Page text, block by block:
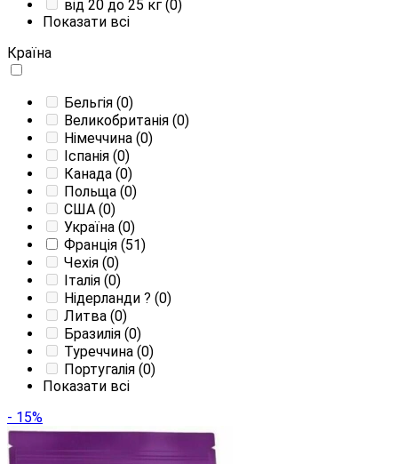
від 20 до 25 кг (0)
Показати всі
Країна
Бельгія (0)
Великобританія (0)
Німеччина (0)
Іспанія (0)
Канада (0)
Польща (0)
США (0)
Україна (0)
Франція (51)
Чехія (0)
Італія (0)
Нідерланди ? (0)
Литва (0)
Бразилія (0)
Туреччина (0)
Португалія (0)
Показати всі
- 15%